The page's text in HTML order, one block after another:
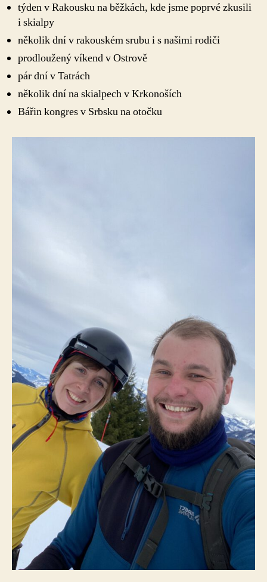
týden v Rakousku na běžkách, kde jsme poprvé zkusili
i skialpy
několik dní v rakouském srubu i s našimi rodiči
prodloužený víkend v Ostrově
pár dní v Tatrách
několik dní na skialpech v Krkonoších
Bářin kongres v Srbsku na otočku